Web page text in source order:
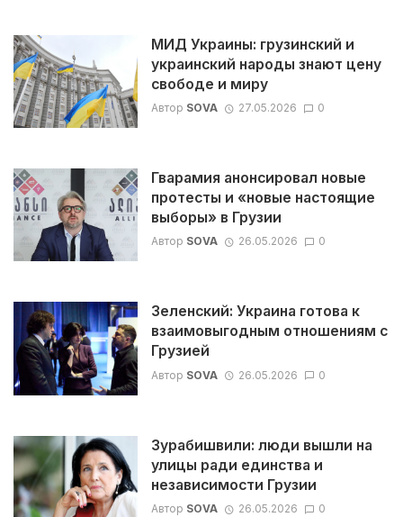
МИД Украины: грузинский и
украинский народы знают цену
свободе и миру
Автор SOVA 27.05.2026 0
Гварамия анонсировал новые
протесты и «новые настоящие
выборы» в Грузии
Автор SOVA 26.05.2026 0
Зеленский: Украина готова к
взаимовыгодным отношениям с
Грузией
Автор SOVA 26.05.2026 0
Зурабишвили: люди вышли на
улицы ради единства и
независимости Грузии
Автор SOVA 26.05.2026 0